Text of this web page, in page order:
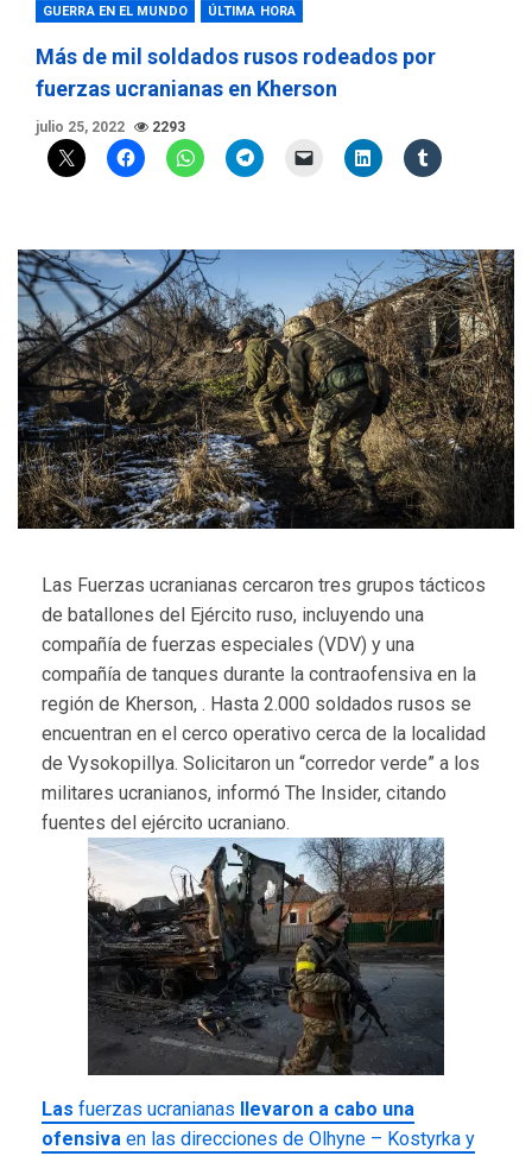
GUERRA EN EL MUNDO ÚLTIMA HORA
Más de mil soldados rusos rodeados por
fuerzas ucranianas en Kherson
julio 25, 2022 2293
Las Fuerzas ucranianas cercaron tres grupos tácticos
de batallones del Ejército ruso, incluyendo una
compañía de fuerzas especiales (VDV) y una
compañía de tanques durante la contraofensiva en la
región de Kherson, . Hasta 2.000 soldados rusos se
encuentran en el cerco operativo cerca de la localidad
de Vysokopillya. Solicitaron un “corredor verde” a los
militares ucranianos, informó The Insider, citando
fuentes del ejército ucraniano.
Las fuerzas ucranianas
llevaron a cabo una
ofensiva en las direcciones de Olhyne – Kostyrka y